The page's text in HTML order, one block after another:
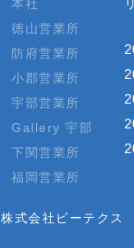
本社
徳山営業所
防府営業所
小郡営業所
宇部営業所
Gallery 宇部
下関営業所
福岡営業所
株式会社ビーテクス